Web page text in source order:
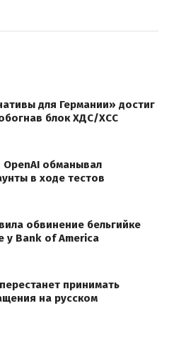
для Германии» достиг
блок ХДС/ХСС
обманывал
в ходе тестов
обвинение бельгийке
у Bank of America
принимать
на русском